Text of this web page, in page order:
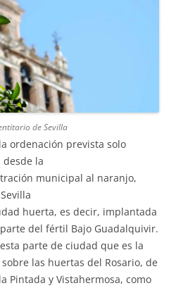
de Sevilla
ordenación prevista solo
la
municipal al naranjo,
huerta, es decir, implantada
del fértil Bajo Guadalquivir.
parte de ciudad que es la
las huertas del Rosario, de
Pintada y Vistahermosa, como